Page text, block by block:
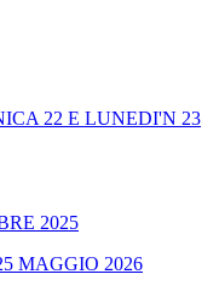
22 E LUNEDI'N 23
2025
MAGGIO 2026